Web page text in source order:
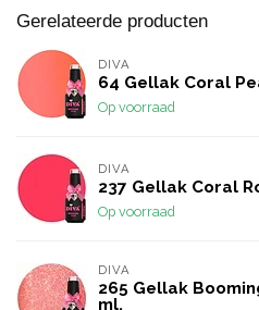
Gerelateerde producten
DIVA
64 Gellak Coral
Op voorraad
DIVA
237 Gellak Coral
Op voorraad
DIVA
265 Gellak
ml.